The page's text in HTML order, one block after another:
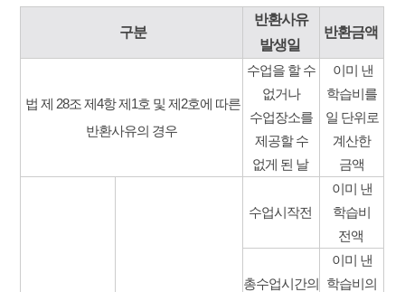
구분
반환사유
발생일
반환금액
법 제 28조 제4항 제1호 및 제2호에 따른
반환사유의 경우
수업을 할 수
없거나
수업장소를
제공할 수
없게 된 날
이미 낸
학습비를
일 단위로
계산한
금액
수업시작전
이미 낸
학습비
전액
총수업시간의
이미 낸
학습비의